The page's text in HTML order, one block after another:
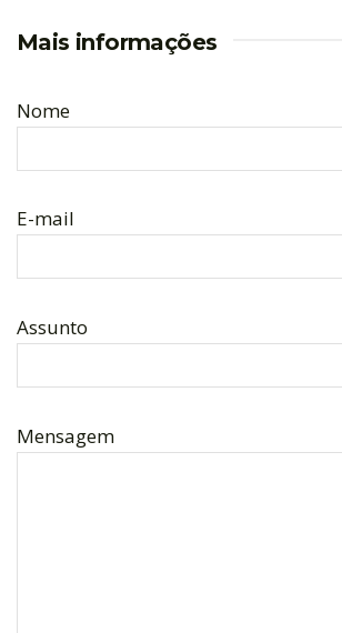
Mais informações
Nome
E-mail
Assunto
Mensagem